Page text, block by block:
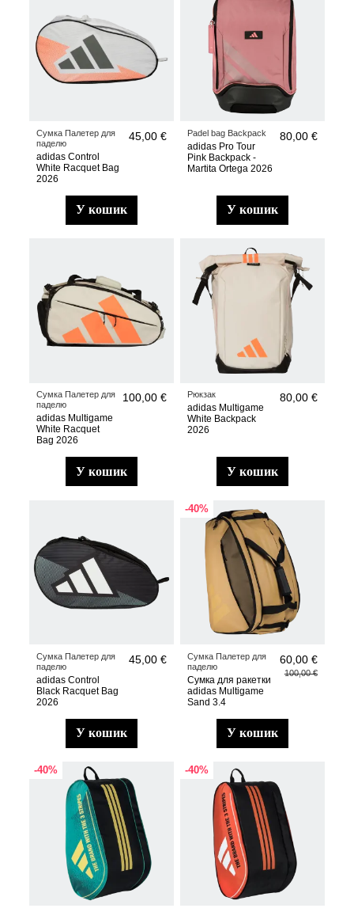
Сумка Палетер для
паделю
adidas Control
White Racquet Bag
2026
45,00 €
у кошик
Padel bag Backpack
adidas Pro Tour
Pink Backpack -
Martita Ortega 2026
80,00 €
у кошик
Сумка Палетер для
паделю
adidas Multigame
White Racquet
Bag 2026
100,00 €
у кошик
Рюкзак
adidas Multigame
White Backpack
2026
80,00 €
у кошик
Сумка Палетер для
паделю
adidas Control
Black Racquet Bag
2026
45,00 €
у кошик
-40%
Сумка Палетер для
паделю
Сумка для ракетки
adidas Multigame
Sand 3.4
60,00 €
100,00 €
у кошик
-40% -40%